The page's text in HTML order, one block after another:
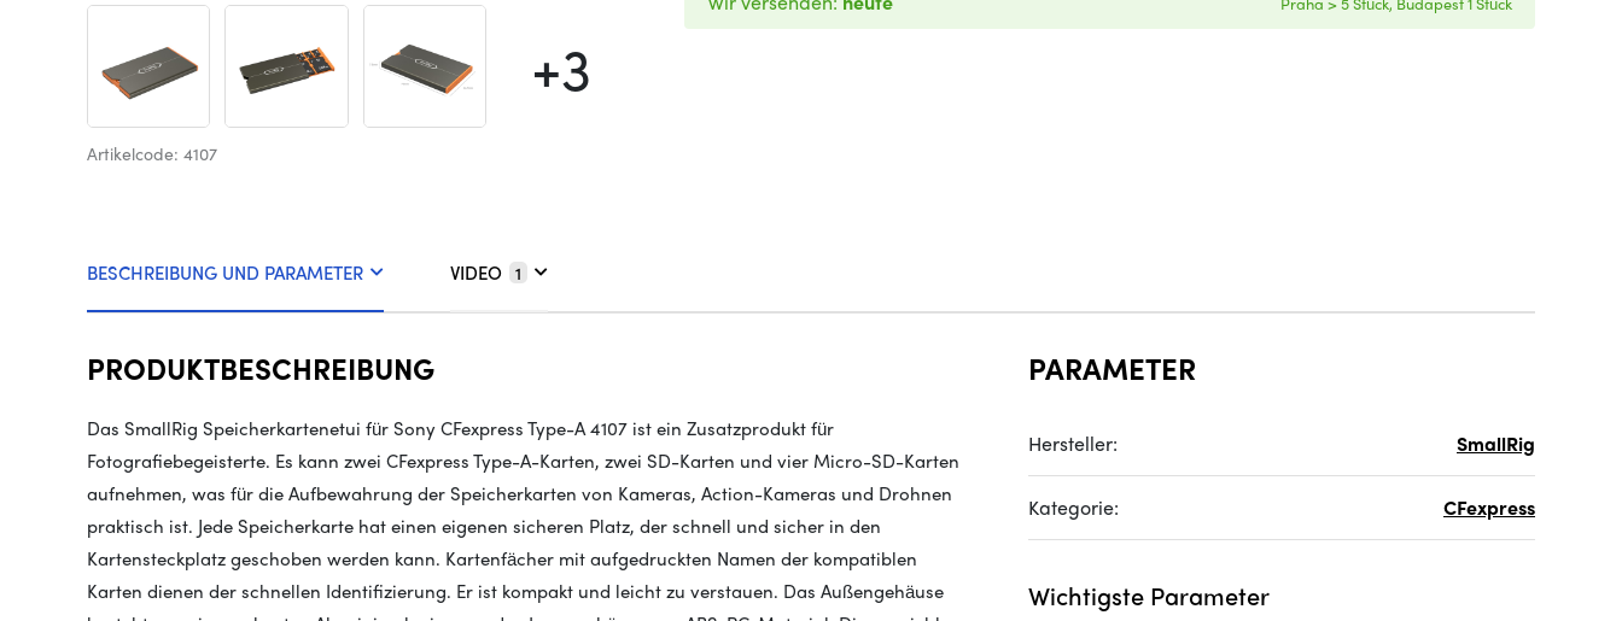
+3
Artikelcode: 4107
BESCHREIBUNG UND PARAMETER VIDEO 1
PRODUKTBESCHREIBUNG
Das SmallRig Speicherkartenetui für Sony CFexpress Type-A 4107 ist ein Zusatzprodukt für
Fotografiebegeisterte. Es kann zwei CFexpress Type-A-Karten, zwei SD-Karten und vier Micro-SD-Karten
aufnehmen, was für die Aufbewahrung der Speicherkarten von Kameras, Action-Kameras und Drohnen
praktisch ist. Jede Speicherkarte hat einen eigenen sicheren Platz, der schnell und sicher in den
Kartensteckplatz geschoben werden kann. Kartenfächer mit aufgedruckten Namen der kompatiblen
Karten dienen der schnellen Identifizierung. Er ist kompakt und leicht zu verstauen. Das Außengehäuse
PARAMETER
Hersteller: SmallRig
Kategorie: CFexpress
Wichtigste Parameter